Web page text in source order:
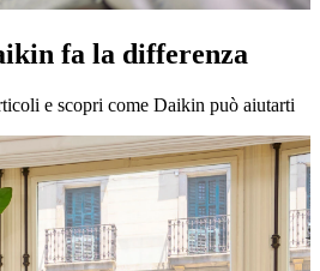
fa la differenza
e scopri come Daikin può aiutarti